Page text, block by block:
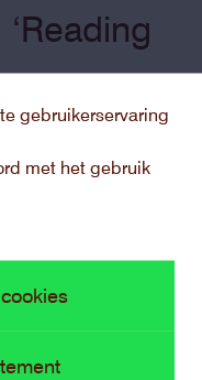
gebruikerservaring
met het gebruik
se déroule
nouvelle collection
sculptures
le parc d'art. Le parc
fait l'objet d'une
du musée en 1950,
arrière-plan vert
nous considérons
plaçons sur un